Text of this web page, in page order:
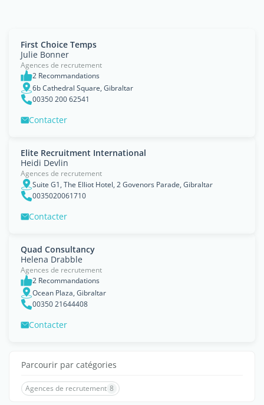
First Choice Temps
Julie Bonner
Agences de recrutement
2 Recommandations
6b Cathedral Square, Gibraltar
00350 200 62541
Contacter
Elite Recruitment International
Heidi Devlin
Agences de recrutement
Suite G1, The Elliot Hotel, 2 Govenors Parade, Gibraltar
0035020061710
Contacter
Quad Consultancy
Helena Drabble
Agences de recrutement
2 Recommandations
Ocean Plaza, Gibraltar
00350 21644408
Contacter
Parcourir par catégories
Agences de recrutement 8